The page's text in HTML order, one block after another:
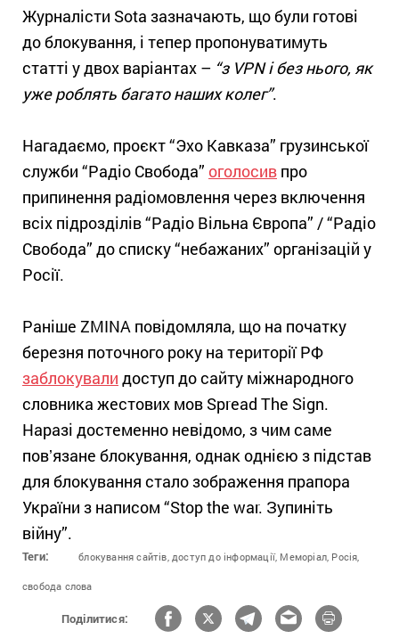
Журналісти Sota зазначають, що були готові
до блокування, і тепер пропонуватимуть
статті у двох варіантах – “з VPN і без нього, як
уже роблять багато наших колег”.
Нагадаємо, проєкт “Эхо Кавказа” грузинської
служби “Радіо Свобода” оголосив про
припинення радіомовлення через включення
всіх підрозділів “Радіо Вільна Європа” / “Радіо
Свобода” до списку “небажаних” організацій у
Росії.
Раніше ZMINA повідомляла, що на початку
березня поточного року на території РФ
заблокували доступ до сайту міжнародного
словника жестових мов Spread The Sign.
Наразі достеменно невідомо, з чим саме
повʼязане блокування, однак однією з підстав
для блокування стало зображення прапора
України з написом “Stop the war. Зупиніть
війну”.
Теги: блокування сайтів, доступ до інформації, Меморіал, Росія,
свобода слова
Поділитися: